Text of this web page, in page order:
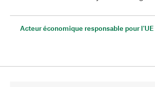
Acteur économique responsable pour l'UE